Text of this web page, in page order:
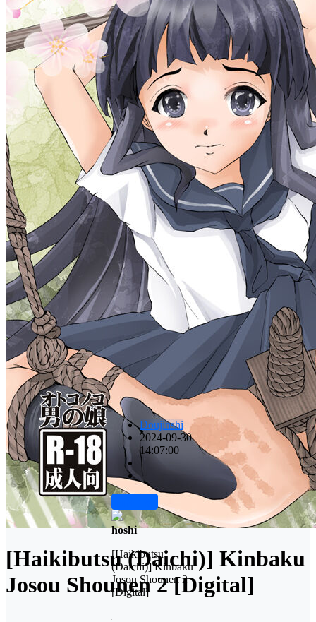
[Haikibutsu (Daichi)] Kinbaku
Josou Shounen 2 [Digital]
Doujinshi
2024-09-30
14:07:00
hoshi
[Haikibutsu
(Daichi)] Kinbaku
Josou Shounen 2
[Digital]